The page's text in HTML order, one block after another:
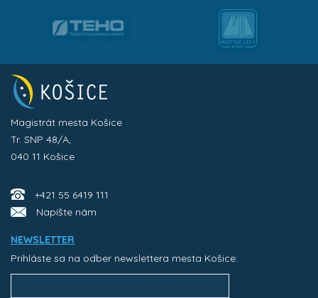
Magistrát mesta Košice
Tr. SNP 48/A,
040 11 Košice
+421 55 6419 111
Napíšte nám
NEWSLETTER
Prihláste sa na odber newslettera mesta Košice: